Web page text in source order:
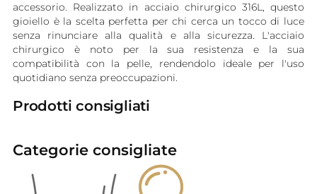
accessorio. Realizzato in acciaio chirurgico 316L, questo
gioiello è la scelta perfetta per chi cerca un tocco di luce
senza rinunciare alla qualità e alla sicurezza. L'acciaio
chirurgico è noto per la sua resistenza e la sua
compatibilità con la pelle, rendendolo ideale per l'uso
quotidiano senza preoccupazioni.
Prodotti consigliati
Categorie consigliate